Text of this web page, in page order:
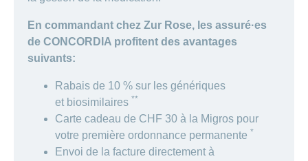
En commandant chez Zur Rose, les assuré·es
de CONCORDIA profitent des avantages
suivants:
Rabais de 10 % sur les génériques
et biosimilaires **
Carte cadeau de CHF 30 à la Migros pour
votre première ordonnance permanente *
Envoi de la facture directement à